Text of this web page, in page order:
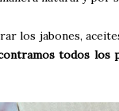
los jabones,
todos los